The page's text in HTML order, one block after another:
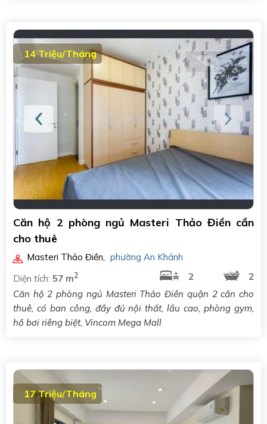
14 Triệu/Tháng
Căn hộ 2 phòng ngủ Masteri Thảo Điền cần
cho thuê
Masteri Thảo Điền, phường An Khánh
Diện tích: 57 m2 2
2
Căn hộ 2 phòng ngủ Masteri Thảo Điền quận 2 cần cho
thuê, có ban công, đầy đủ nội thất, lầu cao, phòng gym,
hồ bơi riêng biệt, Vincom Mega Mall
17 Triệu/Tháng